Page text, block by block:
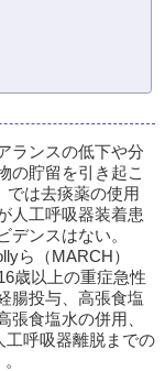
ランスの低下や分
の貯留を引き起こ
では去痰薬の使用
人工呼吸器装着患
ンスはない。
ら（MARCH）
歳以上の重症急性
腸投与、高張食塩
食塩水の併用、
工呼吸器離脱までの